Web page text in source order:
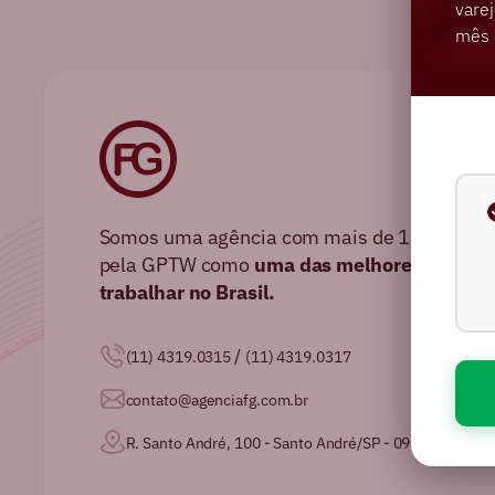
Somos uma agência com mais de 16 anos
pela GPTW como uma das melhores
trabalhar no Brasil.
(11) 4319.0315 / (11) 4319.0317
contato@agenciafg.com.br
R. Santo André, 100 - Santo André/SP - 09020-230
mês